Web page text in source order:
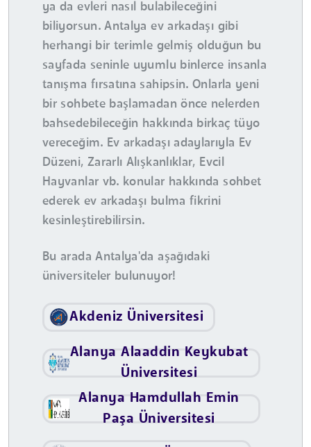
ya da evleri nasıl bulabileceğini
biliyorsun. Antalya ev arkadaşı gibi
herhangi bir terimle gelmiş olduğun bu
sayfada seninle uyumlu binlerce insanla
tanışma fırsatına sahipsin. Onlarla yeni
bir sohbete başlamadan önce nelerden
bahsedebileceğin hakkında birkaç tüyo
vereceğim. Ev arkadaşı adaylarıyla Ev
Düzeni, Zararlı Alışkanlıklar, Evcil
Hayvanlar vb. konular hakkında sohbet
ederek ev arkadaşı bulma fikrini
kesinleştirebilirsin.
Bu arada Antalya'da aşağıdaki
üniversiteler bulunuyor!
Akdeniz Üniversitesi
Alanya Alaaddin Keykubat
Üniversitesi
Alanya Hamdullah Emin
Paşa Üniversitesi